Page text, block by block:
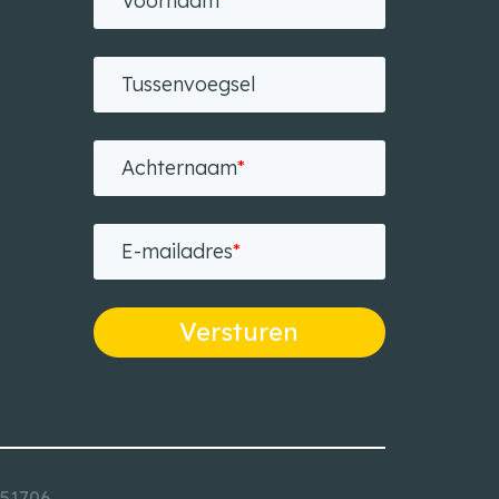
Tussenvoegsel
Achternaam*
E-mailadres*
Versturen